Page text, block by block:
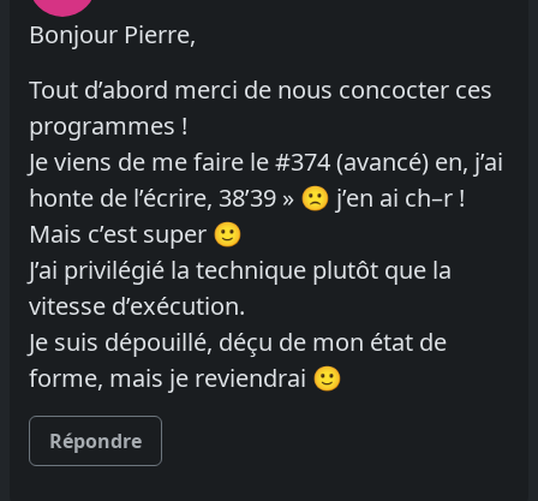
Bonjour Pierre,
Tout d’abord merci de nous concocter ces
programmes !
Je viens de me faire le #374 (avancé) en, j’ai
honte de l’écrire, 38’39 » 🙁 j’en ai ch–r !
Mais c’est super 🙂
J’ai privilégié la technique plutôt que la
vitesse d’exécution.
Je suis dépouillé, déçu de mon état de
forme, mais je reviendrai 🙂
Répondre